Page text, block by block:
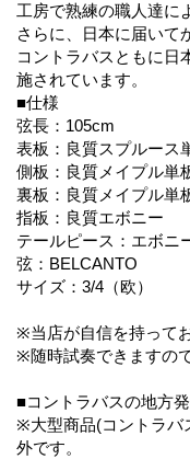
工房で熟練の職人達に
さらに、日本に届いて
コントラバスともに日
施されています。
■仕様
弦長：105cm
表板：良質スプルース
側板：良質メイプル単
裏板：良質メイプル単
指板：良質エボニー
テールピース：エボニ
弦：BELCANTO
サイズ：3/4（欧）
※当店が自信を持って
※随時試奏できますの
■コントラバスの地方
※大型商品(コントラバ
外です。